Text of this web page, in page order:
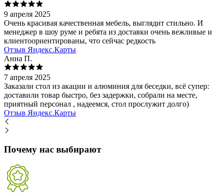
9 апреля 2025
Очень красивая качественная мебель, выглядит стильно. И
менеджер в шоу руме и ребята из доставки очень вежливые и
клиентоориентированы, что сейчас редкость
Отзыв Яндекс.Карты
Анна П.
7 апреля 2025
Заказали стол из акации и алюминия для беседки, всё супер:
доставили товар быстро, без задержки, собрали на месте,
приятный персонал , надеемся, стол прослужит долго)
Отзыв Яндекс.Карты
Почему нас выбирают